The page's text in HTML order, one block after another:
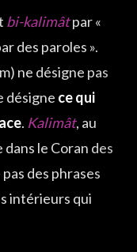
bi-kalimâtpar «
des paroles ».
ne désigne pas
désigne ce qui
. Kalimât, au
le Coran des
des phrases
intérieurs qui